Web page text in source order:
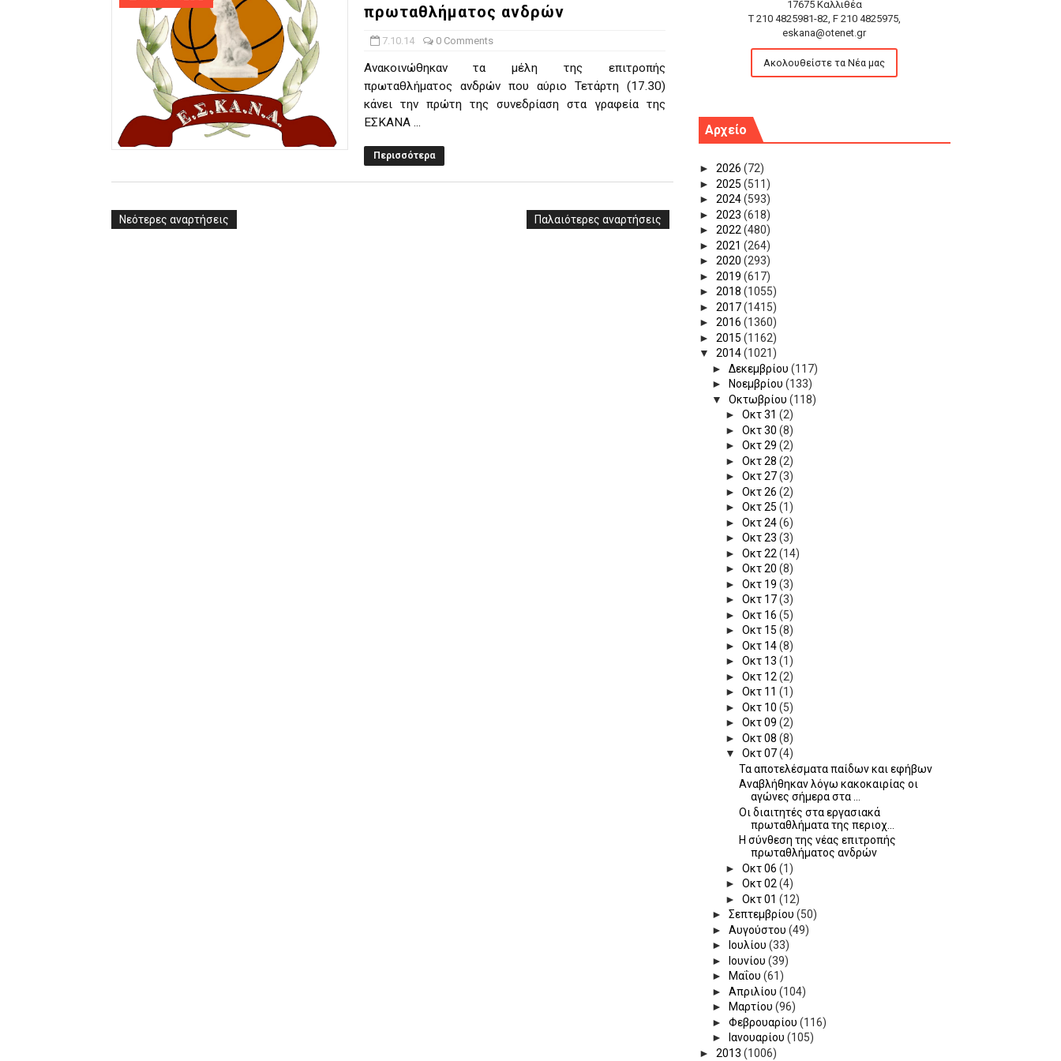
πρωταθλήματος ανδρών
7.10.14 0 Comments
Ανακοινώθηκαν τα μέλη της επιτροπής
πρωταθλήματος ανδρών που αύριο Τετάρτη (17.30)
κάνει την πρώτη της συνεδρίαση στα γραφεία της
ΕΣΚΑΝΑ ...
Περισσότερα
Νεότερες αναρτήσεις Παλαιότερες αναρτήσεις
17675 Καλλιθέα
T 210 4825981-82, F 210 4825975,
eskana@otenet.gr
Ακολουθείστε τα Νέα μας
Αρχείο
► 2026 (72)
► 2025 (511)
► 2024(593)
► 2023 (618)
► 2022(480)
► 2021 (264)
► 2020 (293)
► 2019 (617)
► 2018 (1055)
► 2017(1415)
► 2016 (1360)
► 2015 (1162)
▼ 2014(1021)
►Δεκεμβρίου(117)
► Νοεμβρίου(133)
▼Οκτωβρίου(118)
►Οκτ 31(2)
►Οκτ 30(8)
►Οκτ 29(2)
►Οκτ 28(2)
►Οκτ 27(3)
►Οκτ 26(2)
►Οκτ 25(1)
►Οκτ 24(6)
►Οκτ 23(3)
►Οκτ 22(14)
►Οκτ 20(8)
►Οκτ 19(3)
►Οκτ 17(3)
►Οκτ 16(5)
►Οκτ 15(8)
►Οκτ 14(8)
►Οκτ 13(1)
►Οκτ 12(2)
►Οκτ 11(1)
►Οκτ 10(5)
►Οκτ 09(2)
►Οκτ 08(8)
▼Οκτ 07(4)
Τα αποτελέσματα παίδων και εφήβων
Αναβλήθηκαν λόγω κακοκαιρίας οι
αγώνες σήμερα στα ...
Οι διαιτητές στα εργασιακά
πρωταθλήματα της περιοχ...
Η σύνθεση της νέας επιτροπής
πρωταθλήματος ανδρών
►Οκτ 06(1)
►Οκτ 02(4)
►Οκτ 01(12)
►Σεπτεμβρίου(50)
►Αυγούστου(49)
►
Ιουλίου(33)
►
Ιουνίου(39)
► Μαΐου(61)
►Απριλίου(104)
► Μαρτίου(96)
►Φεβρουαρίου(116)
►
Ιανουαρίου(105)
► 2013 (1006)